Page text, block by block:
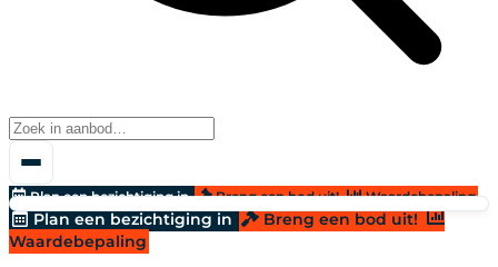
Plan een bezichtiging in Breng een bod uit! Waardebepaling
Plan een bezichtiging in
Breng een bod uit!
Waardebepaling